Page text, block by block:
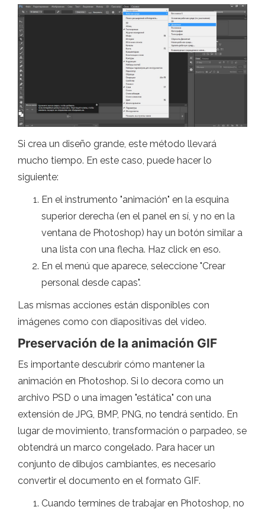
Si crea un diseño grande, este método llevará
mucho tiempo. En este caso, puede hacer lo
siguiente:
En el instrumento "animación" en la esquina
superior derecha (en el panel en sí, y no en la
ventana de Photoshop) hay un botón similar a
una lista con una flecha. Haz click en eso.
En el menú que aparece, seleccione "Crear
personal desde capas".
Las mismas acciones están disponibles con
imágenes como con diapositivas del video.
Preservación de la animación GIF
Es importante descubrir cómo mantener la
animación en Photoshop. Si lo decora como un
archivo PSD o una imagen "estática" con una
extensión de JPG, BMP, PNG, no tendrá sentido. En
lugar de movimiento, transformación o parpadeo, se
obtendrá un marco congelado. Para hacer un
conjunto de dibujos cambiantes, es necesario
convertir el documento en el formato GIF.
Cuando termines de trabajar en Photoshop, no